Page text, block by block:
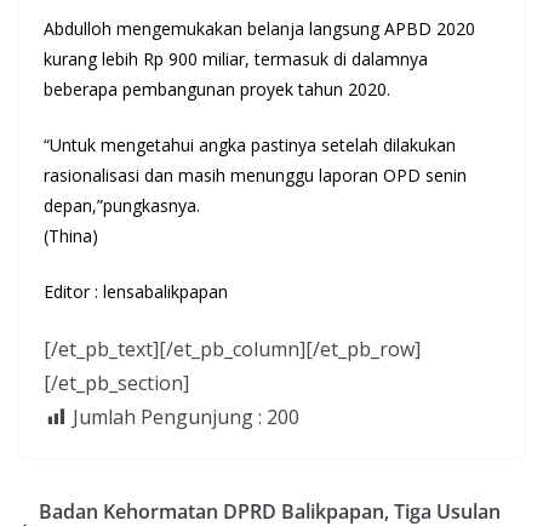
Abdulloh mengemukakan belanja langsung APBD 2020
kurang lebih Rp 900 miliar, termasuk di dalamnya
beberapa pembangunan proyek tahun 2020.
“Untuk mengetahui angka pastinya setelah dilakukan
rasionalisasi dan masih menunggu laporan OPD senin
depan,”pungkasnya.
(Thina)
Editor : lensabalikpapan
[/et_pb_text][/et_pb_column][/et_pb_row]
[/et_pb_section]
Jumlah Pengunjung : 200
Badan Kehormatan DPRD Balikpapan, Tiga Usulan